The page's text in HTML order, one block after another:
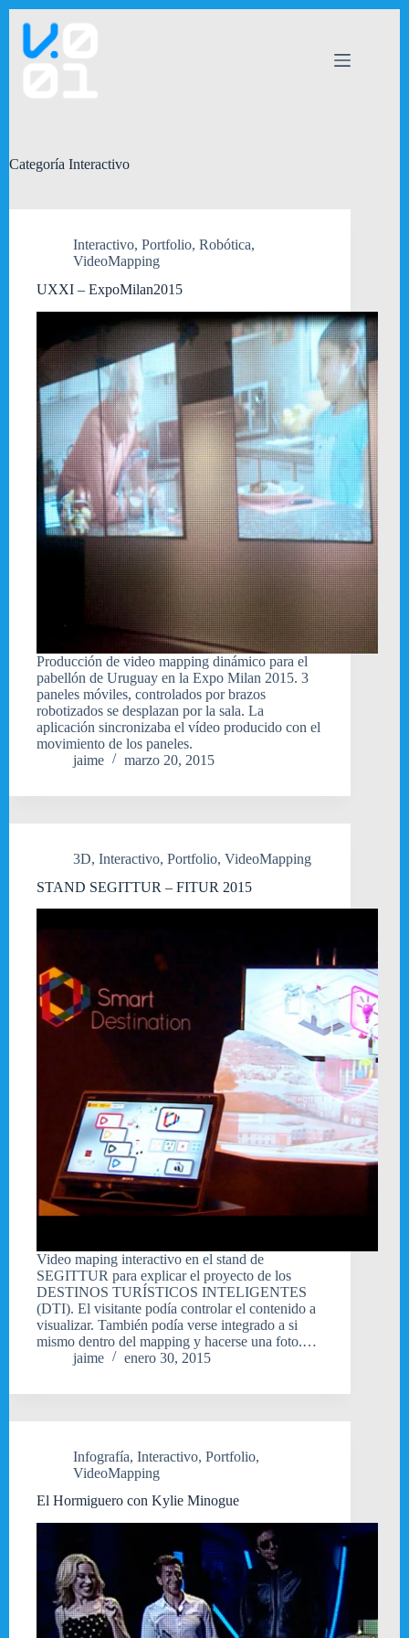
contenido
Categoría Interactivo
Interactivo, Portfolio, Robótica,
VideoMapping
UXXI – ExpoMilan2015
Producción de video mapping dinámico para el
pabellón de Uruguay en la Expo Milan 2015. 3
paneles móviles, controlados por brazos
robotizados se desplazan por la sala. La
aplicación sincronizaba el vídeo producido con el
movimiento de los paneles.
jaime
marzo 20, 2015
3D, Interactivo, Portfolio, VideoMapping
STAND SEGITTUR – FITUR 2015
Video maping interactivo en el stand de
SEGITTUR para explicar el proyecto de los
DESTINOS TURÍSTICOS INTELIGENTES
(DTI). El visitante podía controlar el contenido a
visualizar. También podía verse integrado a si
mismo dentro del mapping y hacerse una foto.…
jaime
enero 30, 2015
Infografía, Interactivo, Portfolio,
VideoMapping
El Hormiguero con Kylie Minogue